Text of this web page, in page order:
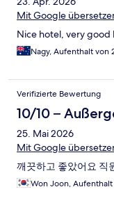
Mit Google
Nice hotel, very good
Nagy, Aufenthalt von
Verifizierte Bewertung
10/10 –
25. Mai 2026
Mit Google
깨끗하고 좋았어요 직
Won Joon,